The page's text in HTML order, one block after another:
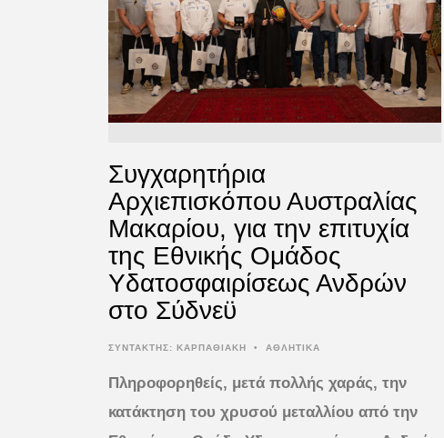
Συγχαρητήρια
Αρχιεπισκόπου Αυστραλίας
Μακαρίου, για την επιτυχία
της Εθνικής Ομάδος
Υδατοσφαιρίσεως Ανδρών
στο Σύδνεϋ
ΣΥΝΤΆΚΤΗΣ: ΚΑΡΠΑΘΙΑΚΗ • ΑΘΛΗΤΙΚΑ
Πληροφορηθείς, μετά πολλής χαράς, την
κατάκτηση του χρυσού μεταλλίου από την